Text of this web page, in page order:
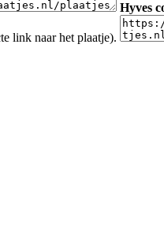
Hyves
link naar het plaatje).